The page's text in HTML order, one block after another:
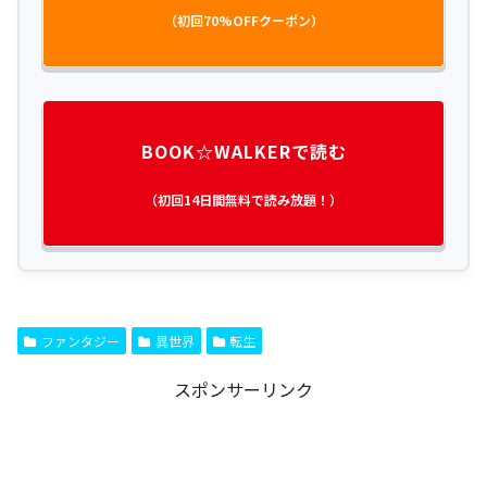
（初回70%OFFクーポン）
BOOK☆WALKERで読む
（初回14日間無料で読み放題！）
ファンタジー 異世界 転生
スポンサーリンク